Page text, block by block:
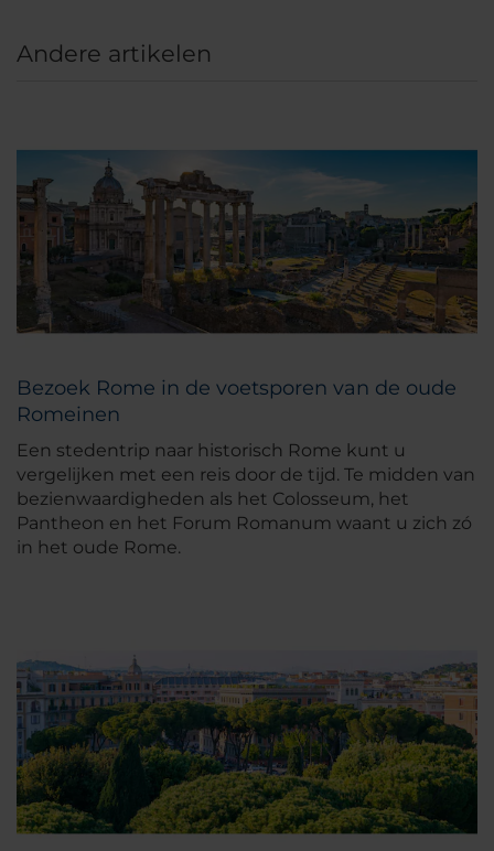
bezienswaardigheden als de Santa Maria
Andere artikelen
Bezoek Rome in de voetsporen van de oude
Romeinen
Een stedentrip naar historisch Rome kunt u
vergelijken met een reis door de tijd. Te midden van
bezienwaardigheden als het Colosseum, het
Pantheon en het Forum Romanum waant u zich zó
in het oude Rome.